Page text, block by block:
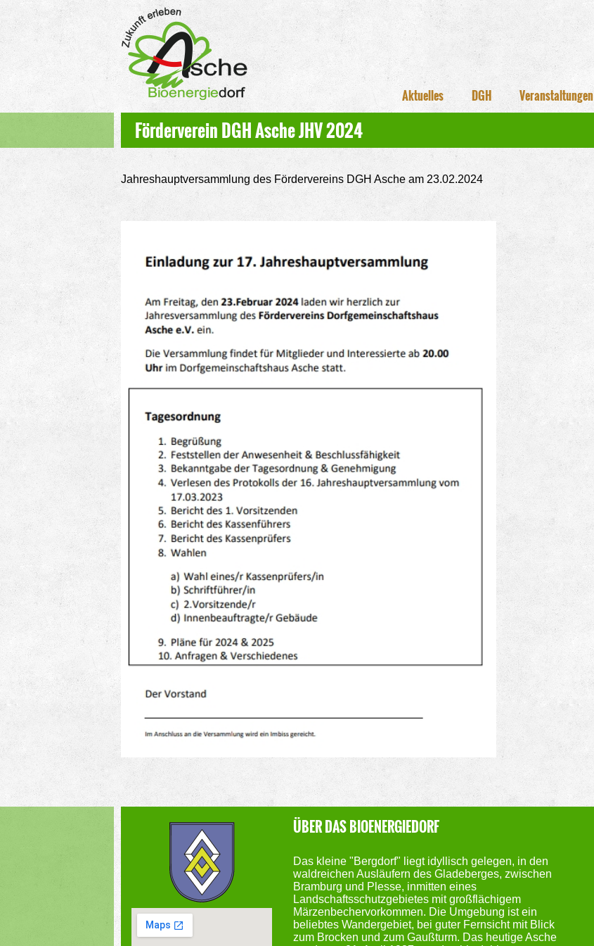
Aktuelles DGH Veranstaltungen
Förderverein DGH Asche JHV 2024
Jahreshauptversammlung des Fördervereins DGH Asche am 23.02.2024
ÜBER DAS BIOENERGIEDORF
Das kleine "Bergdorf" liegt idyllisch gelegen, in den
waldreichen Ausläufern des Gladeberges, zwischen
Bramburg und Plesse, inmitten eines
Landschaftsschutzgebietes mit großflächigem
Märzenbechervorkommen. Die Umgebung ist ein
beliebtes Wandergebiet, bei guter Fernsicht mit Blick
zum Brocken und zum Gaußturm. Das heutige Asche